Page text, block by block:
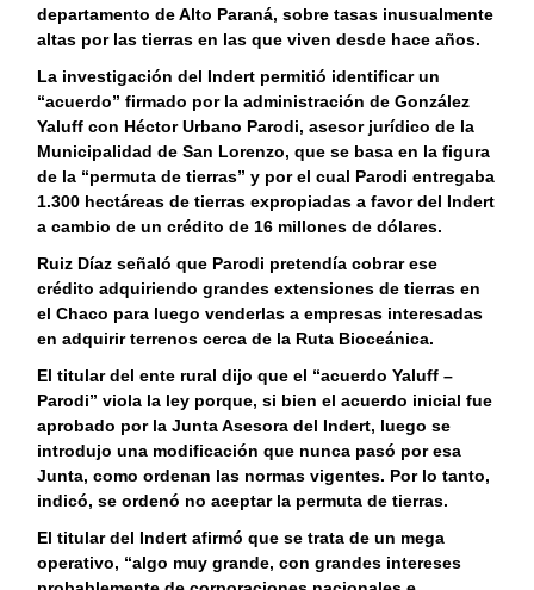
departamento de Alto Paraná, sobre tasas inusualmente
altas por las tierras en las que viven desde hace años.
La investigación del Indert permitió identificar un
“acuerdo” firmado por la administración de González
Yaluff con Héctor Urbano Parodi, asesor jurídico de la
Municipalidad de San Lorenzo, que se basa en la figura
de la “permuta de tierras” y por el cual Parodi entregaba
1.300 hectáreas de tierras expropiadas a favor del Indert
a cambio de un crédito de 16 millones de dólares.
Ruiz Díaz señaló que Parodi pretendía cobrar ese
crédito adquiriendo grandes extensiones de tierras en
el Chaco para luego venderlas a empresas interesadas
en adquirir terrenos cerca de la Ruta Bioceánica.
El titular del ente rural dijo que el “acuerdo Yaluff –
Parodi” viola la ley porque, si bien el acuerdo inicial fue
aprobado por la Junta Asesora del Indert, luego se
introdujo una modificación que nunca pasó por esa
Junta, como ordenan las normas vigentes. Por lo tanto,
indicó, se ordenó no aceptar la permuta de tierras.
El titular del Indert afirmó que se trata de un mega
operativo, “algo muy grande, con grandes intereses